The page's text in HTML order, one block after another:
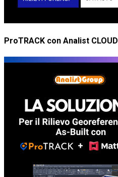
ProTRACK con Analist CLOUD